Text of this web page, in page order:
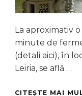
La aproximativ
minute de
(detali aici), în
Leiria, se află …
CITEȘTE MAI